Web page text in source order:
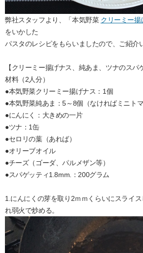
弊社スタッフより、「本気野菜 クリーミー揚
をいかした
パスタのレシピをもらいましたので、ご紹介
【クリーミー揚げナス、純あま、ツナのスパ
材料（2人分）
●本気野菜クリーミー揚げナス：1個
●本気野菜純あま：5～8個（なければミニトマ
●にんにく：大きめの一片
●ツナ：1缶
●セロリの葉（あれば）
●オリーブオイル
●チーズ（ゴーダ、パルメザン等）
●スパゲッティ1.8mm.：200グラム
1.にんにくの芽を取り2ｍｍくらいにスライ
れ弱火で炒める。